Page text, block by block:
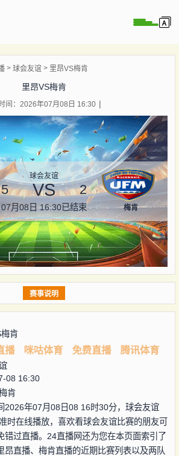
球会友谊 里昂VS梅肯
里昂VS梅肯
间：2026年07月08日 16:30
球会友谊
5 VS 2
07月08日 16:30已结束 梅肯
赛事说明
肯
播 咪咕体育 免费直播 腾讯体育
08 16:30
肯
2026年07月08日08 16时30分，球会友谊
时在线播放，喜欢看球会友谊比赛的朋友可
错过直播。24直播网还为您在本页面索引了
昂直播、梅肯直播的近期比赛列表以及两队